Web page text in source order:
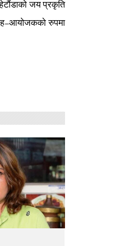
जय प्रकृति
रुपमा